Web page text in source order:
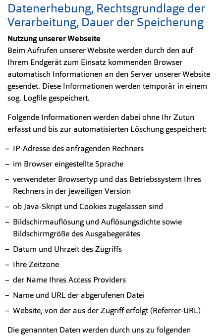
Datenerhebung, Rechtsgrundlage der
Verarbeitung, Dauer der Speicherung
Nutzung unserer Webseite
Beim Aufrufen unserer Website werden durch den auf
Ihrem Endgerät zum Einsatz kommenden Browser
automatisch Informationen an den Server unserer Website
gesendet. Diese Informationen werden temporär in einem
sog. Logfile gespeichert.
Folgende Informationen werden dabei ohne Ihr Zutun
erfasst und bis zur automatisierten Löschung gespeichert:
IP-Adresse des anfragenden Rechners
im Browser eingestellte Sprache
verwendeter Browsertyp und das Betriebssystem Ihres
Rechners in der jeweiligen Version
ob Java-Skript und Cookies zugelassen sind
Bildschirmauflösung und Auflösungsdichte sowie
Bildschirmgröße des Ausgabegerätes
Datum und Uhrzeit des Zugriffs
Ihre Zeitzone
der Name Ihres Access Providers
Name und URL der abgerufenen Datei
Website, von der aus der Zugriff erfolgt (Referrer-URL)
Die genannten Daten werden durch uns zu folgenden